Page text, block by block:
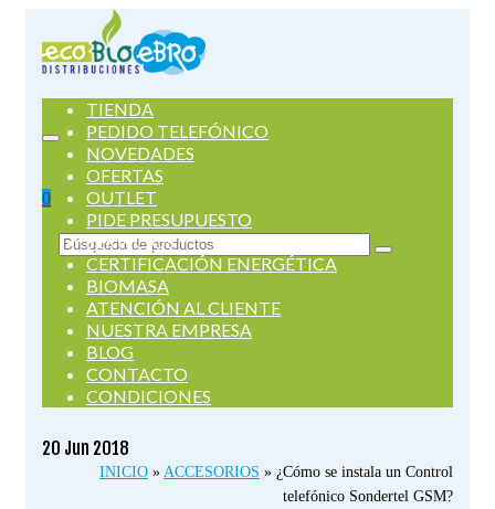
0
Buscar
por:
TIENDA
PEDIDO TELEFÓNICO
NOVEDADES
OFERTAS
OUTLET
PIDE PRESUPUESTO
SERVICIOS
CERTIFICACIÓN ENERGÉTICA
BIOMASA
ATENCIÓN AL CLIENTE
NUESTRA EMPRESA
BLOG
CONTACTO
CONDICIONES
20 Jun 2018
INICIO » ACCESORIOS » ¿Cómo se instala un Control
telefónico Sondertel GSM?